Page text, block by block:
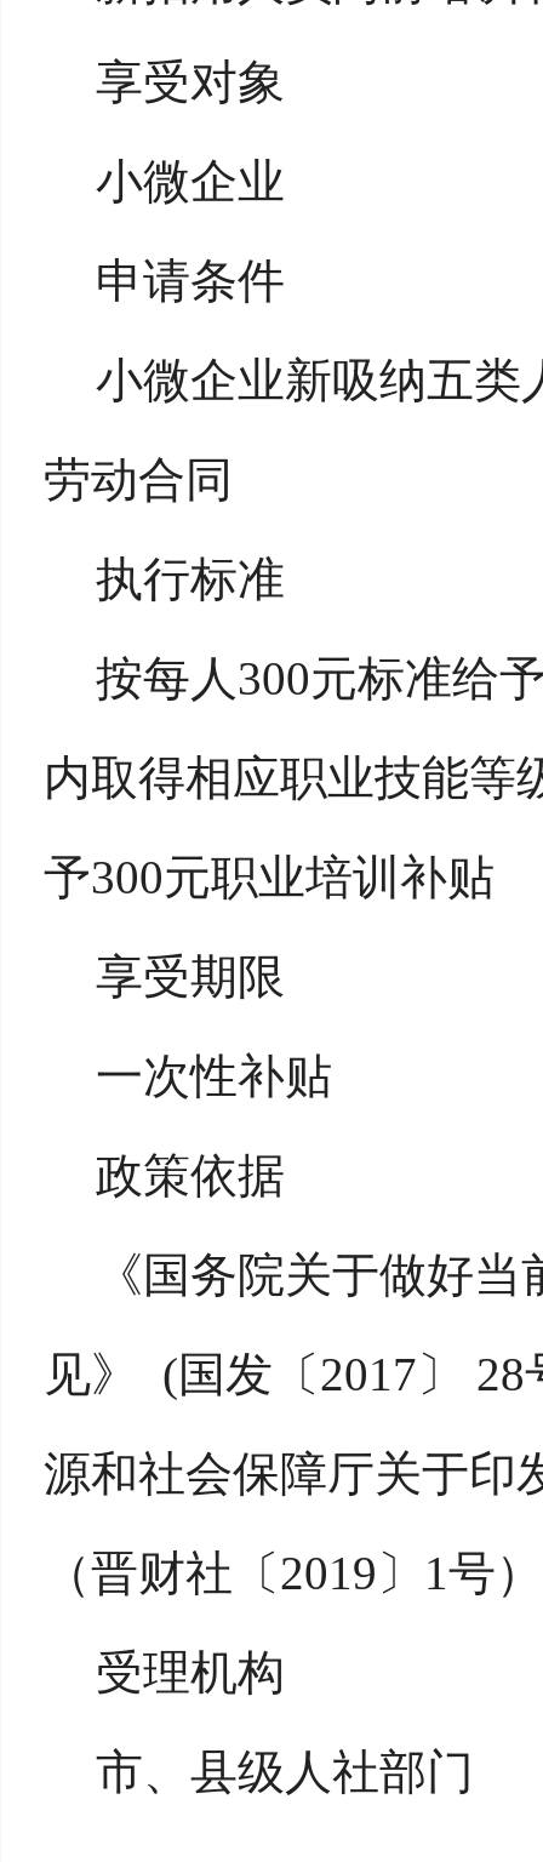
享受对象
小微企业
申请条件
小微企业新吸纳五类
劳动合同
执行标准
按每人300元标准给
内取得相应职业技能等
予300元职业培训补贴
享受期限
一次性补贴
政策依据
《国务院关于做好
见》 (国发〔2017〕
源和社会保障厅关于印
（晋财社〔2019〕1号）
受理机构
市、县级人社部门